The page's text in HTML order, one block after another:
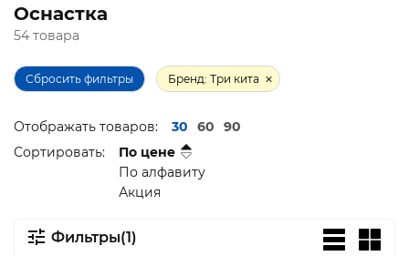
Оснастка
54 товара
Сбросить фильтры Бренд: Три кита
Отображать товаров: 30 60
90
Сортировать:
По цене
По алфавиту
Акция
Фильтры(1)